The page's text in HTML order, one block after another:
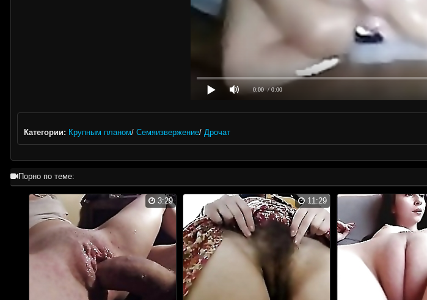
0:00 / 0:00
Категории: Крупным планом/ Семяизвержение/ Дрочат
Порно по теме:
3:29 11:29